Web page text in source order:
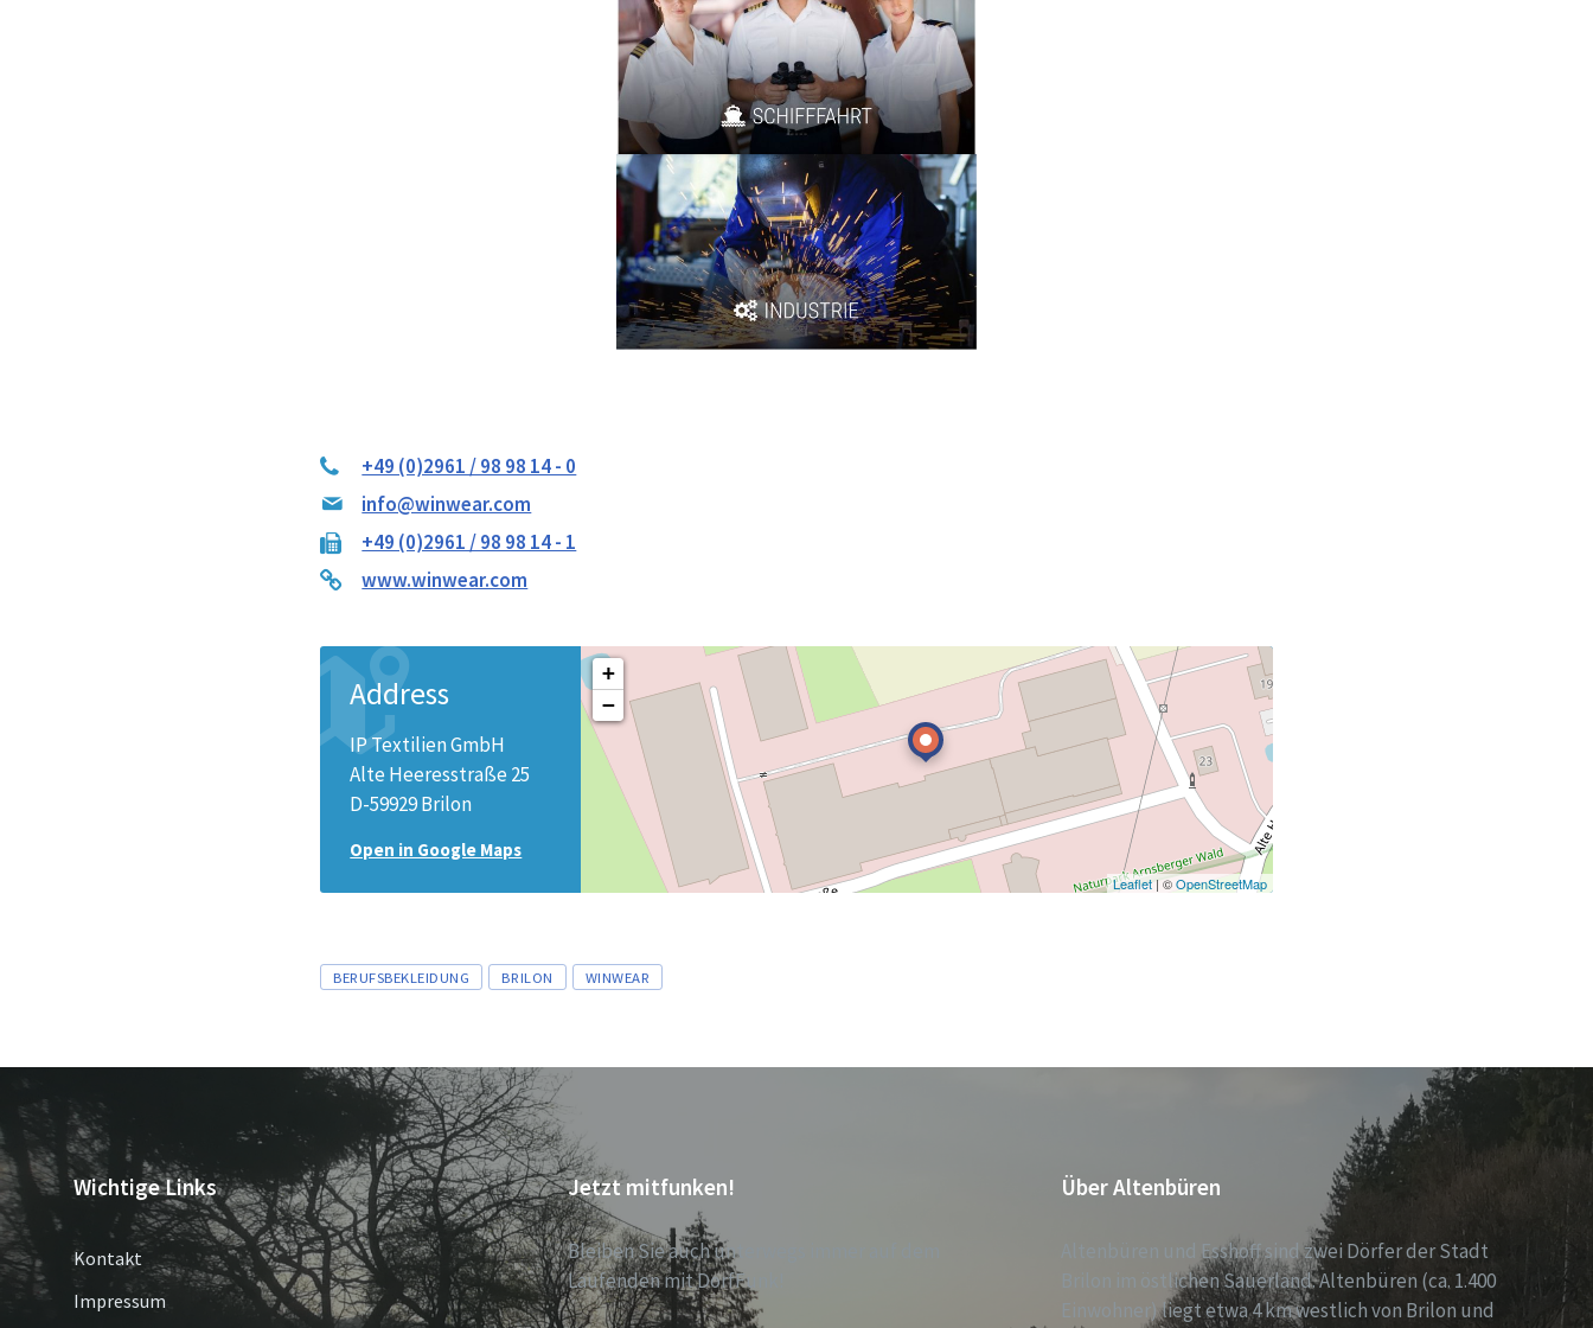
+49 (0)2961 / 98 98 14 - 0
info@winwear.com
+49 (0)2961 / 98 98 14 - 1
www.winwear.com
Address
IP Textilien GmbH
Alte Heeresstraße 25
D-59929 Brilon
Open in Google Maps
+
−
Leaflet| ©OpenStreetMap
Tags
BERUFSBEKLEIDUNG BRILON WINWEAR
Wichtige Links
Kontakt
Impressum
Jetzt mitfunken!
Bleiben Sie auch unterwegs immer auf dem
Laufenden mit DorfFunk!
Über Altenbüren
Altenbüren und Esshoff sind zwei Dörfer der Stadt
Brilon im östlichen Sauerland. Altenbüren (ca. 1.400
Einwohner) liegt etwa 4 km westlich von Brilon und